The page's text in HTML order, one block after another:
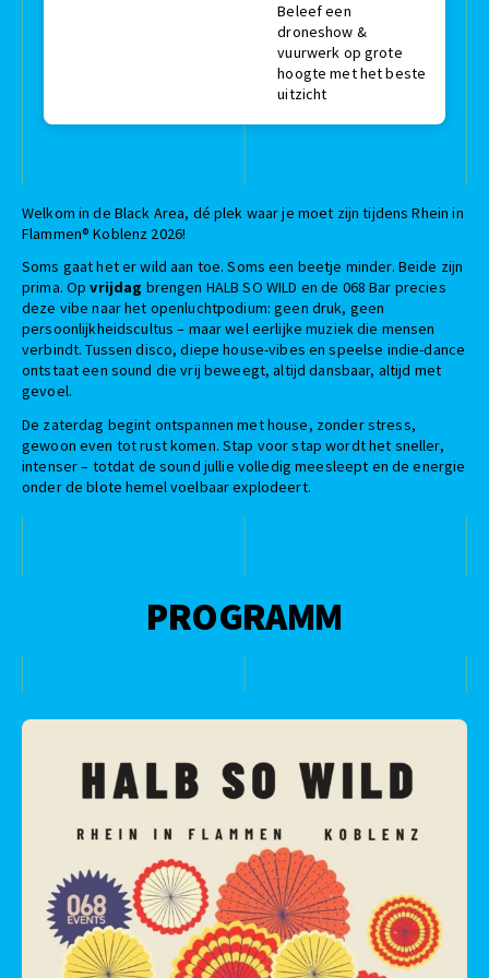
Beleef een
droneshow &
vuurwerk op grote
hoogte met het beste
uitzicht
Welkom in de Black Area, dé plek waar je moet zijn tijdens Rhein in
Flammen® Koblenz 2026!
Soms gaat het er wild aan toe. Soms een beetje minder. Beide zijn
prima. Opvrijdag brengen HALB SO WILD en de 068 Bar precies
deze vibe naar het openluchtpodium: geen druk, geen
persoonlijkheidscultus – maar wel eerlijke muziek die mensen
verbindt. Tussen disco, diepe house-vibes en speelse indie-dance
ontstaat een sound die vrij beweegt, altijd dansbaar, altijd met
gevoel.
De zaterdag begint ontspannen met house, zonder stress,
gewoon even tot rust komen. Stap voor stap wordt het sneller,
intenser – totdat de sound jullie volledig meesleept en de energie
onder de blote hemel voelbaar explodeert.
PROGRAMM